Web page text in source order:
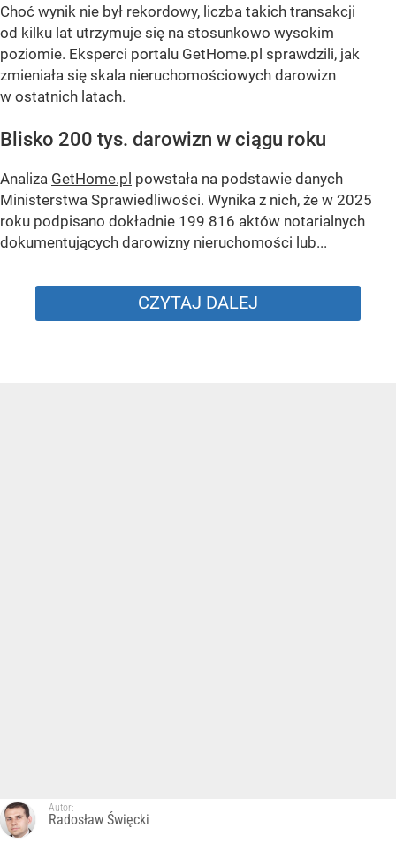
Choć wynik nie był rekordowy, liczba takich transakcji
od kilku lat utrzymuje się na stosunkowo wysokim
poziomie. Eksperci portalu GetHome.pl sprawdzili, jak
zmieniała się skala nieruchomościowych darowizn
w ostatnich latach.
Blisko 200 tys. darowizn w ciągu roku
Analiza GetHome.pl powstała na podstawie danych
Ministerstwa Sprawiedliwości. Wynika z nich, że w 2025
roku podpisano dokładnie 199 816 aktów notarialnych
dokumentujących darowizny nieruchomości lub...
CZYTAJ DALEJ
Autor:
Radosław Święcki